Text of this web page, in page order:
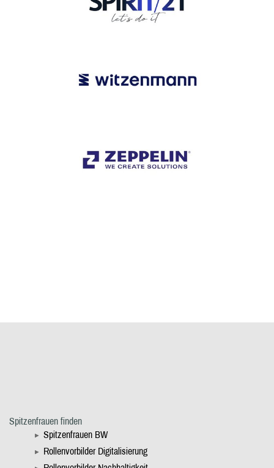
Spitzenfrauen finden
Spitzenfrauen BW
Rollenvorbilder Digitalisierung